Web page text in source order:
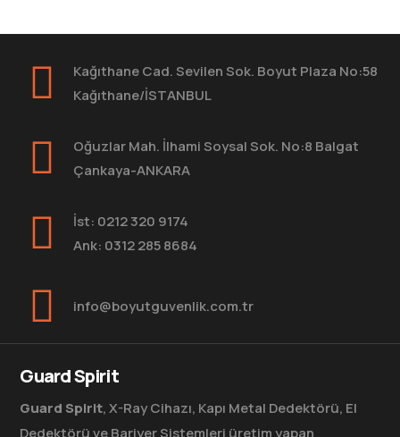
Kağıthane Cad. Sevilen Sok. Boyut Plaza No:58
Kağıthane/İSTANBUL
Oğuzlar Mah. İlhami Soysal Sok. No:8 Balgat
Çankaya-ANKARA
İst: 0212 320 9174
Ank: 0312 285 8684
info@boyutguvenlik.com.tr
Guard Spirit
Guard Spirit, X-Ray Cihazı, Kapı Metal Dedektörü, El
Dedektörü ve Bariyer Sistemleri üretim yapan